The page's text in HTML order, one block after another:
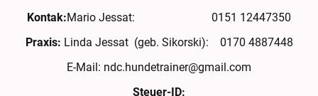
Kontak:Mario Jessat: 0151 12447350
Praxis: Linda Jessat (geb. Sikorski): 0170 4887448
E-Mail: ndc.hundetrainer@gmail.com
Steuer-ID: